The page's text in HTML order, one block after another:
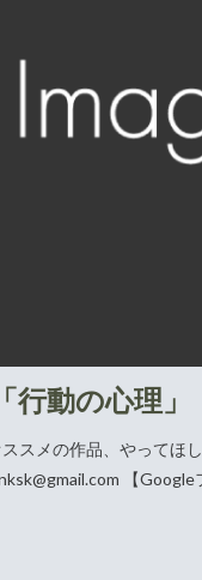
行動の心理」
スメの作品、やってほ
【Google